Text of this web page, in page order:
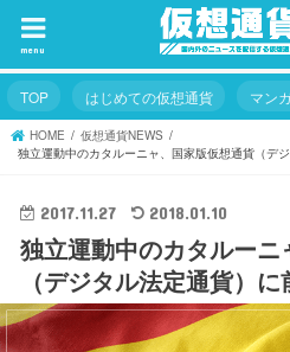
menu
TOP はじめての仮想通貨 マン
HOME
仮想通貨NEWS
独立運動中のカタルーニャ、国家版仮想通貨（デ
2017.11.27 2018.01.10
独立運動中のカタルー
（デジタル法定通貨）